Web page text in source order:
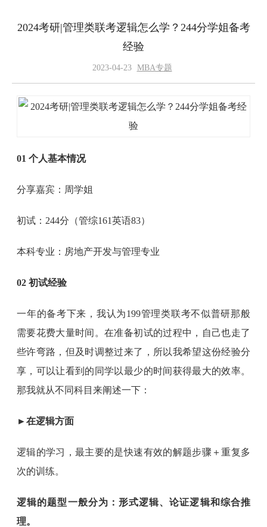
2024考研|管理类联考逻辑怎么学？244分学姐备考
经验
2023-04-23 MBA专题
01 个人基本情况
分享嘉宾：周学姐
初试：244分（管综161英语83）
本科专业：房地产开发与管理专业
02 初试经验
一年的备考下来，我认为199管理类联考不似普研那般
需要花费大量时间。在准备初试的过程中，自己也走了
些许弯路，但及时调整过来了，所以我希望这份经验分
享，可以让看到的同学以最少的时间获得最大的效率。
那我就从不同科目来阐述一下：
►在逻辑方面
逻辑的学习，最主要的是快速有效的解题步骤＋重复多
次的训练。
逻辑的题型一般分为：形式逻辑、论证逻辑和综合推
理。